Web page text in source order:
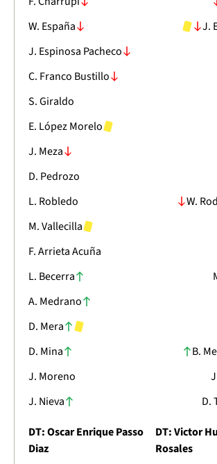
W. España
J. Espinosa Pacheco
C. Franco Bustillo
S. Giraldo
E. López Morelo
J. Meza
D. Pedrozo
L. Robledo
M. Vallecilla
F. Arrieta Acuña
L. Becerra
A. Medrano
D. Mera
D. Mina
J. Moreno
J. Nieva
J.
W.
B.
D.
DT: Oscar Enrique Passo
Diaz
DT: Victor
Rosales